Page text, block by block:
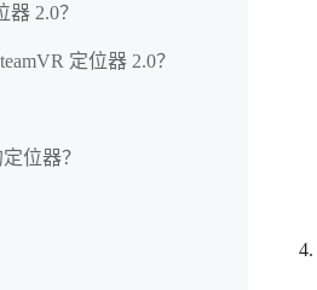
2.0？
定位器 2.0？
位器？